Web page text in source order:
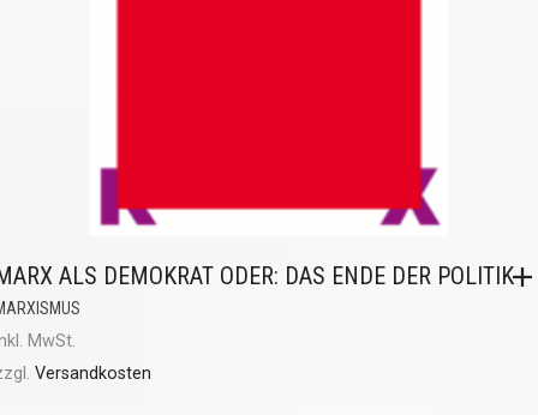
ALS DEMOKRAT ODER: DAS ENDE DER POLITIK
MwSt.
Versandkosten